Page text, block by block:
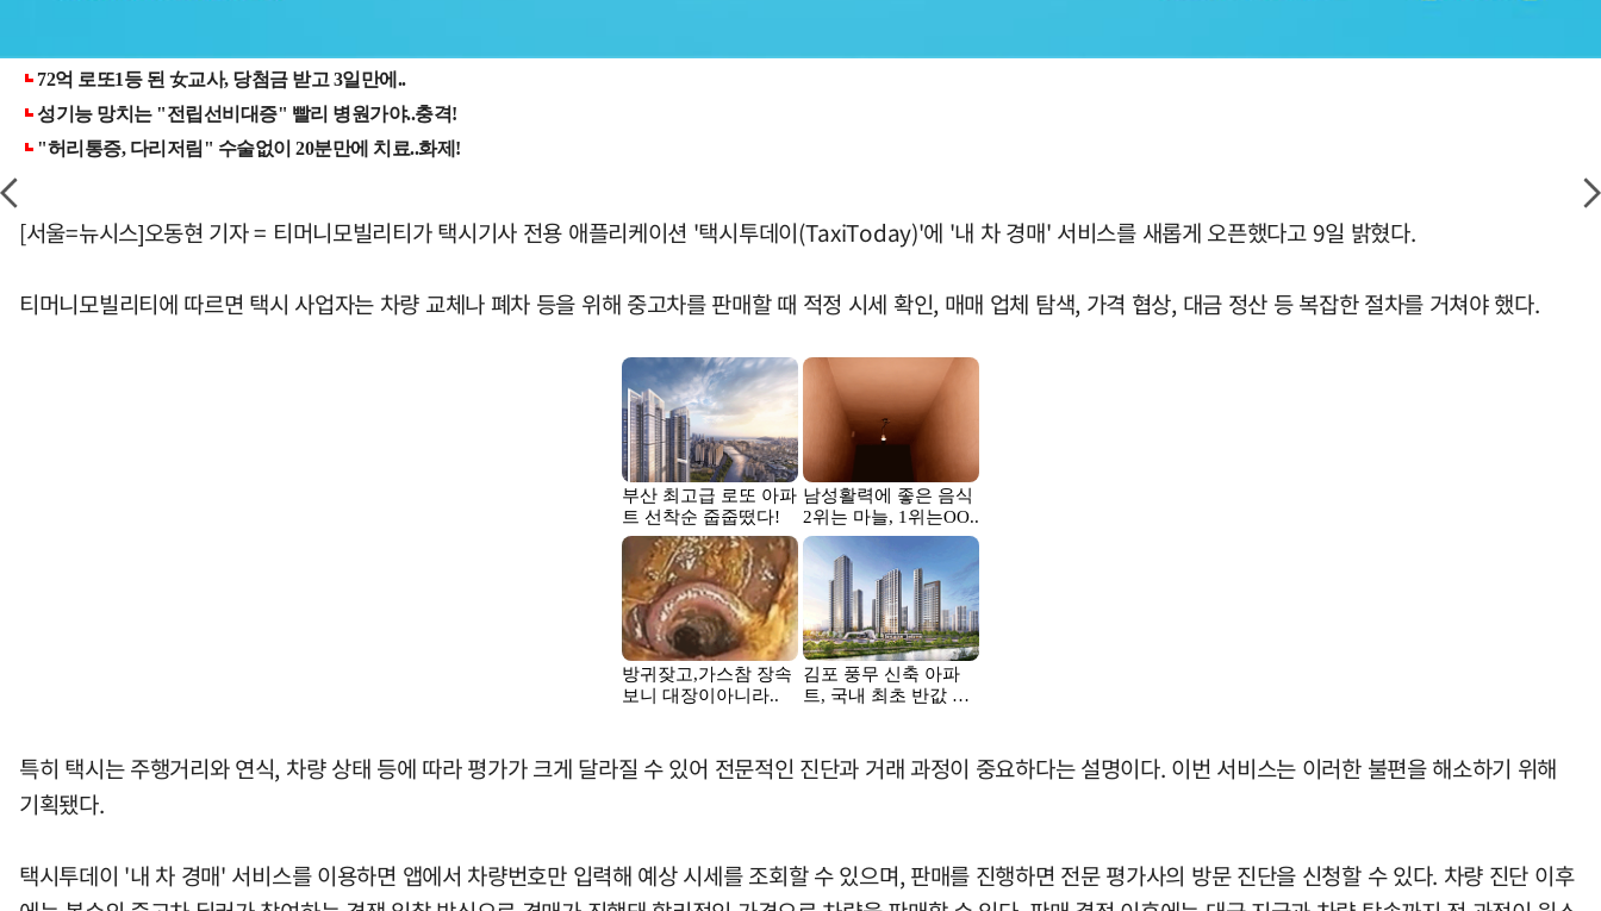
[서울=뉴시스]오동현 기자 = 티머니모빌리티가 택시기사 전용 애플리케이션 '택시투데이(TaxiToday)'에 '내 차 경매' 서비스를 새롭게 오픈했다고 9일 밝혔다.
티머니모빌리티에 따르면 택시 사업자는 차량 교체나 폐차 등을 위해 중고차를 판매할 때 적정 시세 확인, 매매 업체 탐색, 가격 협상, 대금 정산 등 복잡한 절차를 거쳐야 했다.
특히 택시는 주행거리와 연식, 차량 상태 등에 따라 평가가 크게 달라질 수 있어 전문적인 진단과 거래 과정이 중요하다는 설명이다. 이번 서비스는 이러한 불편을 해소하기 위해
기획됐다.
택시투데이 '내 차 경매' 서비스를 이용하면 앱에서 차량번호만 입력해 예상 시세를 조회할 수 있으며, 판매를 진행하면 전문 평가사의 방문 진단을 신청할 수 있다. 차량 진단 이후